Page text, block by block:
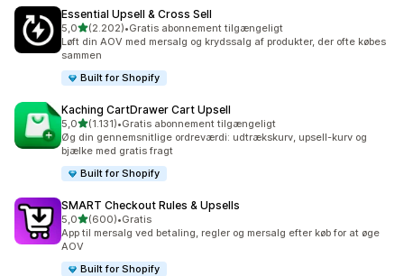
Essential Upsell & Cross Sell
5,0ud af 5 stjerner
(2.202)
2202 anmeldelser i alt
•Gratis abonnement tilgængeligt
Løft din AOV med mersalg og krydssalg af produkter, der ofte købes
sammen
Built for Shopify
Kaching CartDrawer Cart Upsell
5,0ud af 5 stjerner
(1.131)
1131 anmeldelser i alt
•Gratis abonnement tilgængeligt
Øg din gennemsnitlige ordreværdi: udtrækskurv, upsell-kurv og
bjælke med gratis fragt
Built for Shopify
SMART Checkout Rules & Upsells
5,0ud af 5 stjerner
(600)
600 anmeldelser i alt
•Gratis
App til mersalg ved betaling, regler og mersalg efter køb for at øge
AOV
Built for Shopify